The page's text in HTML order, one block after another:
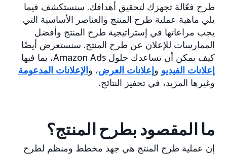
طرح فعّالة تجهزك لتحقيق أهدافك. سنستكشف فيما
يلي ماهية عملية طرح المنتج والعناصر الأساسية التي
يجب مراعاتها في إستراتيجية طرح المنتج وأفضل
الممارسات للإعلان عن طرح المنتج. سنستعرض أيضًا
كيف يمكن أن تساعدك حلول Amazon Ads، بما فيها
إعلانات الفيديو وإعلانات العرض، والإعلانات المدعومة
وغيرها المزيد، في تحفيز النتائج.
ما المقصود بطرح المنتج؟
إن عملية طرح المنتج هي جهد مخطط ومنظم لطرح